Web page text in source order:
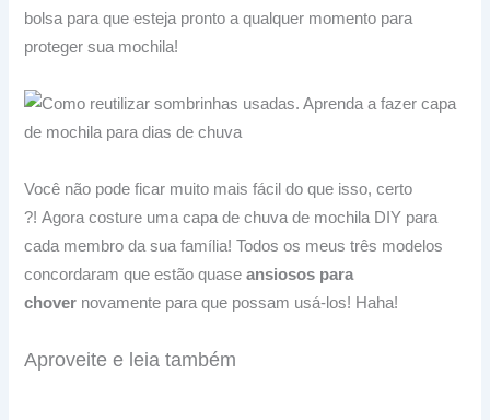
bolsa para que esteja pronto a qualquer momento para
proteger sua mochila!
Você não pode ficar muito mais fácil do que isso, certo
?!Agora costure uma capa de chuva de mochila DIY para
cada membro da sua família!Todos os meus três modelos
concordaram que estão quaseansiosos para
chover novamente para que possam usá-los! Haha!
Aproveite e leia também